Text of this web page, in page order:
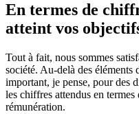
En termes de
atteint vos
Tout à fait, nous sommes
société. Au-delà des éléments
important, je pense, pour des
les chiffres attendus en
rémunération.